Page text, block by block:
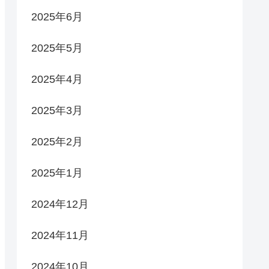
2025年6月
2025年5月
2025年4月
2025年3月
2025年2月
2025年1月
2024年12月
2024年11月
2024年10月